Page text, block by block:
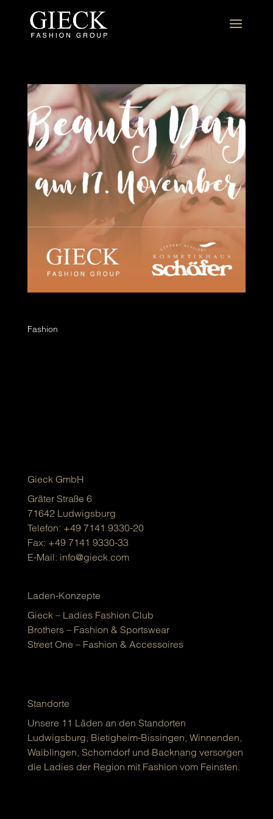
Fashion
Gieck GmbH
Gräter Straße 6
71642 Ludwigsburg
Telefon: +49 7141 9330-20
Fax: +49 7141 9330-33
E-Mail: info@gieck.com
Laden-Konzepte
Gieck – Ladies Fashion Club
Brothers – Fashion & Sportswear
Street One – Fashion & Accessoires
Standorte
Unsere 11 Läden an den Standorten
Ludwigsburg, Bietigheim-Bissingen, Winnenden,
Waiblingen, Schorndorf und Backnang versorgen
die Ladies der Region mit Fashion vom Feinsten.